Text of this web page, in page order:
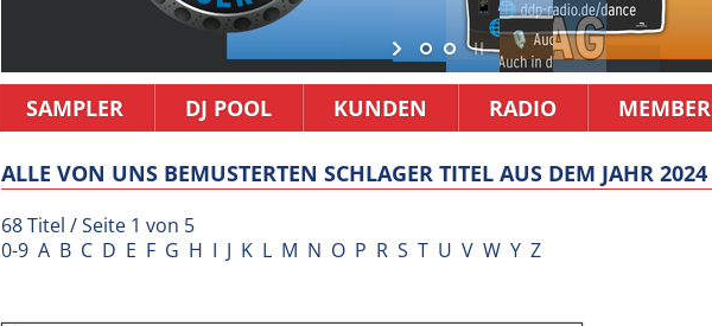
SAMPLER DJ POOL KUNDEN RADIO MEMBER
ALLE VON UNS BEMUSTERTEN SCHLAGER TITEL AUS DEM JAHR 2024
68 Titel / Seite 1 von 5
0-9 A B C D E F G H I J K L M N O P R S T U V W Y Z